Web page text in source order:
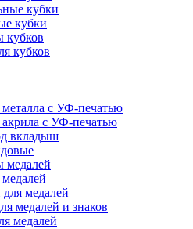
кубки
кубки
кубков
кубков
с УФ-печатью
с УФ-печатью
вкладыш
медалей
медалей
медалей и знаков
медалей